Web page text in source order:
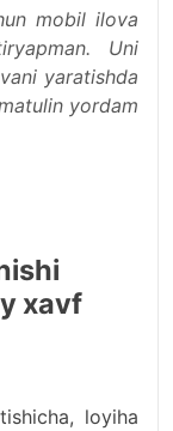
mobil ilova
Uni
yaratishda
yordam
xavf
loyiha